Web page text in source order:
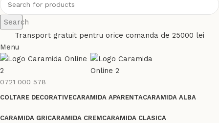
Search
Transport gratuit pentru orice comanda de 25000 lei
Menu
0721 000 578
COLTARE DECORATIVECARAMIDA APARENTACARAMIDA ALBA
CARAMIDA GRICARAMIDA CREMCARAMIDA CLASICA